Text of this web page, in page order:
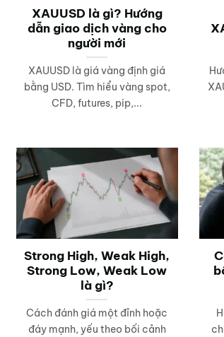
XAUUSD là gì? Hướng
dẫn giao dịch vàng cho
người mới
XAUUSD là giá vàng định giá
bằng USD. Tìm hiểu vàng spot,
CFD, futures, pip,...
Strong High, Weak High,
Strong Low, Weak Low
là gì?
Cách đánh giá một đỉnh hoặc
đáy mạnh, yếu theo bối cảnh